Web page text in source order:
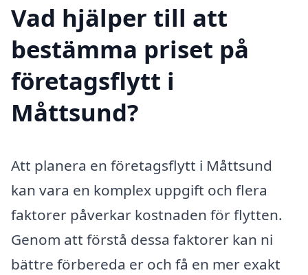
Vad hjälper till att
bestämma priset på
företagsflytt i
Måttsund?
Att planera en företagsflytt i Måttsund
kan vara en komplex uppgift och flera
faktorer påverkar kostnaden för flytten.
Genom att förstå dessa faktorer kan ni
bättre förbereda er och få en mer exakt